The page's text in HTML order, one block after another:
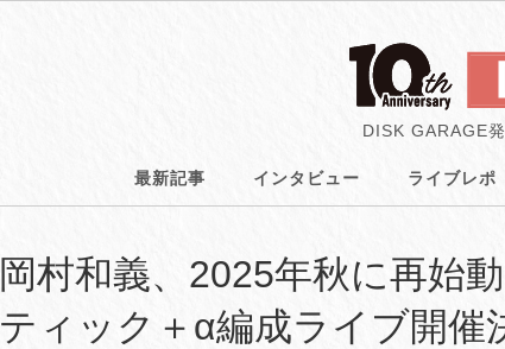
DISK GARAGE
最新記事 インタビュー ライブレポ
岡村和義、2025年秋に再始
ティック＋α編成ライブ開催